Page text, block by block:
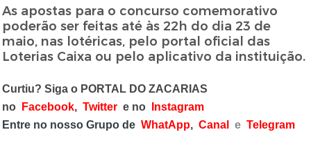
As apostas para o concurso comemorativo
poderão ser feitas até às 22h do dia 23 de
maio, nas lotéricas, pelo portal oficial das
Loterias Caixa ou pelo aplicativo da instituição.
Curtiu? Siga o PORTAL DO ZACARIAS
no
Facebook,Twitter e no
Instagram
Entre no nosso Grupo deWhatApp,Canal eTelegram